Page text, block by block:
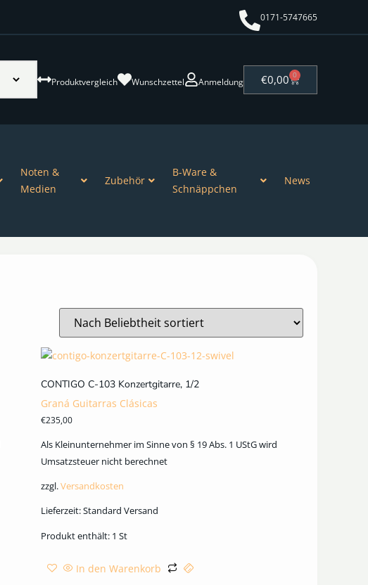
0171-5747665
Produktvergleich Wunschzettel Anmeldung €0,00 0
Noten &
Medien
Zubehör
B-Ware &
Schnäppchen
News
CONTIGO C-103 Konzertgitarre, 1/2
Graná Guitarras Clásicas
€235,00
Als Kleinunternehmer im Sinne von § 19 Abs. 1 UStG wird
Umsatzsteuer nicht berechnet
zzgl.Versandkosten
Lieferzeit:Standard Versand
Produkt enthält: 1 St
In den Warenkorb